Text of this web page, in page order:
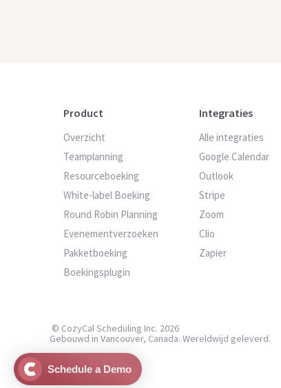
Product
Overzicht
Teamplanning
Resourceboeking
White-label Boeking
Round Robin Planning
Evenementverzoeken
Pakketboeking
Boekingsplugin
Integraties
Alle integraties
Google Calendar
Outlook
Stripe
Zoom
Clio
Zapier
© CozyCal Scheduling Inc. 2026
Gebouwd in Vancouver, Canada. Wereldwijd geleverd.
Schedule a Demo